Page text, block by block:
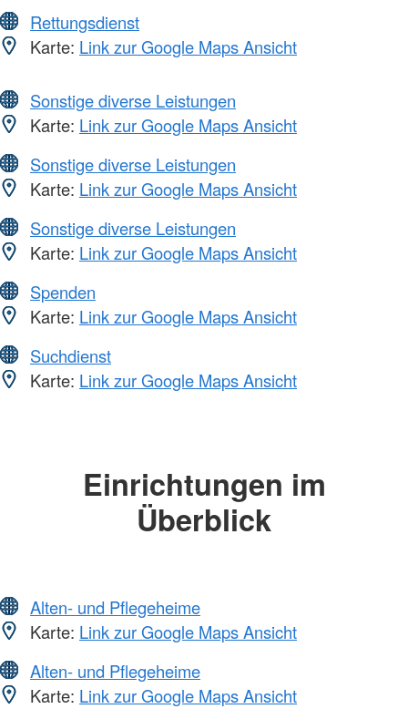
Rettungsdienst
Karte: Link zur Google Maps Ansicht
Sonstige diverse Leistungen
Karte: Link zur Google Maps Ansicht
Sonstige diverse Leistungen
Karte: Link zur Google Maps Ansicht
Sonstige diverse Leistungen
Karte: Link zur Google Maps Ansicht
Spenden
Karte: Link zur Google Maps Ansicht
Suchdienst
Karte: Link zur Google Maps Ansicht
Einrichtungen im
Überblick
Alten- und Pflegeheime
Karte: Link zur Google Maps Ansicht
Alten- und Pflegeheime
Karte: Link zur Google Maps Ansicht